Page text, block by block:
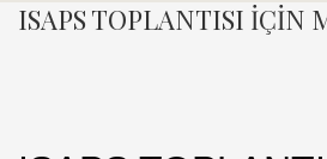
ISAPS TOPLANTISI İÇİN